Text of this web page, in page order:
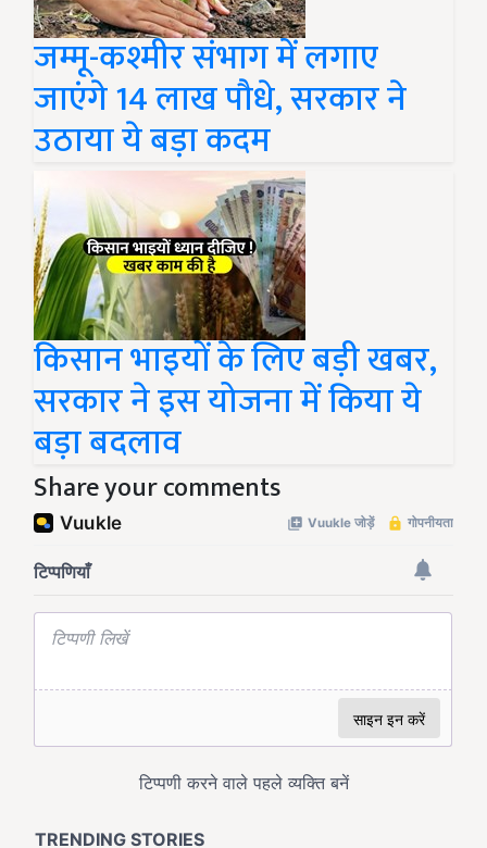
जम्मू-कश्मीर संभाग में लगाए
जाएंगे 14 लाख पौधे, सरकार ने
उठाया ये बड़ा कदम
किसान भाइयों के लिए बड़ी खबर,
सरकार ने इस योजना में किया ये
बड़ा बदलाव
Share your comments